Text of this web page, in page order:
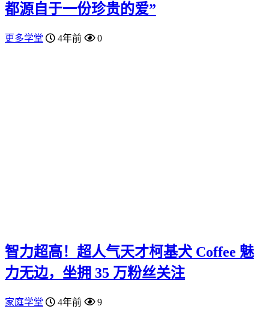
都源自于一份珍贵的爱”
更多学堂 4年前 0
智力超高！超人气天才柯基犬 Coffee 魅
力无边，坐拥 35 万粉丝关注
家庭学堂 4年前 9